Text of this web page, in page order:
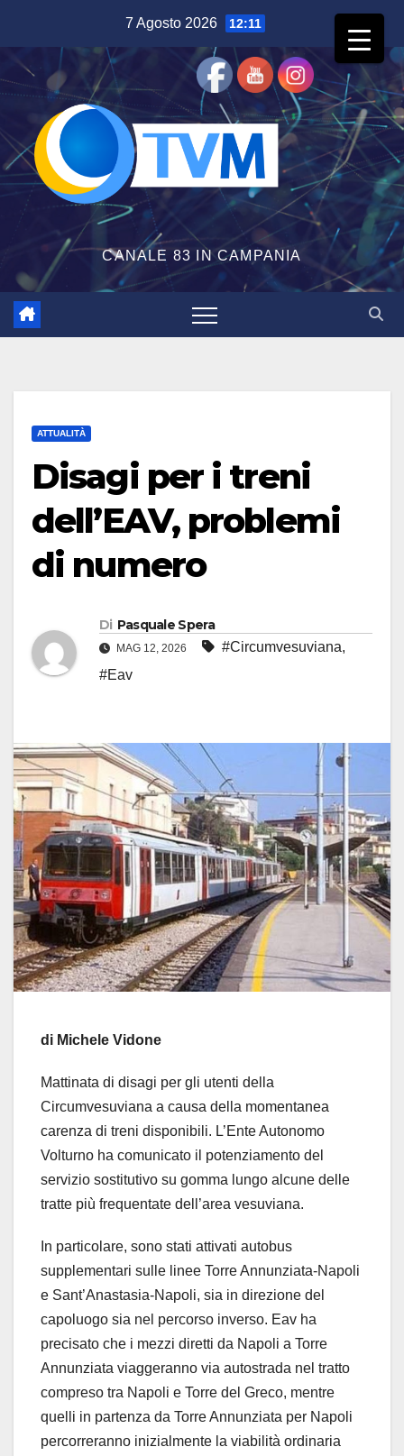
contenuto
7 Agosto 2026 12:11
CANALE 83 IN CAMPANIA
ATTUALITÀ
Disagi per i treni
dell’EAV, problemi
di numero
Di Pasquale Spera
MAG 12, 2026 #Circumvesuviana,
#Eav
di Michele Vidone
Mattinata di disagi per gli utenti della
Circumvesuviana a causa della momentanea
carenza di treni disponibili. L’Ente Autonomo
Volturno ha comunicato il potenziamento del
servizio sostitutivo su gomma lungo alcune delle
tratte più frequentate dell’area vesuviana.
In particolare, sono stati attivati autobus
supplementari sulle linee Torre Annunziata-Napoli
e Sant’Anastasia-Napoli, sia in direzione del
capoluogo sia nel percorso inverso. Eav ha
precisato che i mezzi diretti da Napoli a Torre
Annunziata viaggeranno via autostrada nel tratto
compreso tra Napoli e Torre del Greco, mentre
quelli in partenza da Torre Annunziata per Napoli
percorreranno inizialmente la viabilità ordinaria